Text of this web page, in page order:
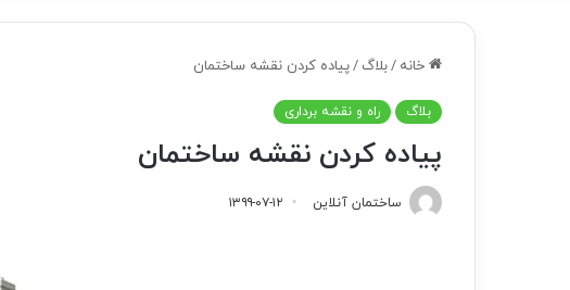
خانه /بلاگ /پیاده کردن نقشه ساختمان
بلاگ راه و نقشه برداری
پیاده کردن نقشه ساختمان
ساختمان آنلاین ۱۳۹۹-۰۷-۱۲